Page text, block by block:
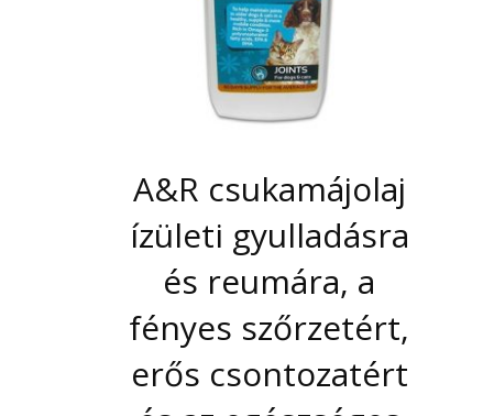
A&R csukamájolaj
ízületi gyulladásra
és reumára, a
fényes szőrzetért,
erős csontozatért